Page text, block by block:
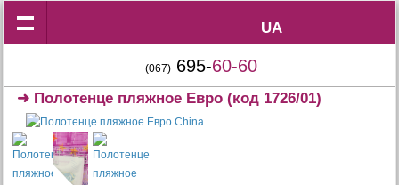
UA
UA
(067) 695-60-60
➜ Полотенце пляжное Евро (код 1726/01)